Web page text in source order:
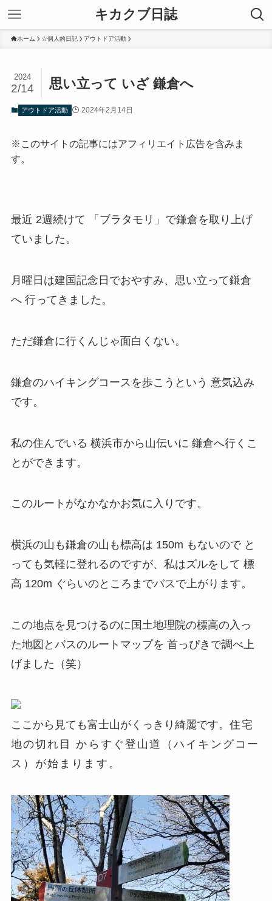
キカクブ日誌
ホーム ☆個人的日記 アウトドア活動
思い立って いざ 鎌倉へ
2024
2/14
アウトドア活動 2024年2月14日
※このサイトの記事にはアフィリエイト広告を含みま
す。
最近 2週続けて 「ブラタモリ」で鎌倉を取り上げ
ていました。
月曜日は建国記念日でおやすみ、思い立って鎌倉
へ 行ってきました。
ただ鎌倉に行くんじゃ面白くない。
鎌倉のハイキングコースを歩こうという 意気込み
です。
私の住んでいる 横浜市から山伝いに 鎌倉へ行くこ
とができます。
このルートがなかなかお気に入りです。
横浜の山も鎌倉の山も標高は 150m もないので と
っても気軽に登れるのですが、私はズルをして 標
高 120m ぐらいのところまでバスで上がります。
この地点を見つけるのに国土地理院の標高の入っ
た地図とバスのルートマップを 首っぴきで調べ上
げました（笑）
ここから見ても富士山がくっきり綺麗です。 住宅
地の切れ目 からすぐ登山道（ハイキングコー
ス）が始まります。